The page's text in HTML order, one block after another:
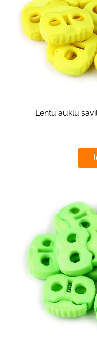
Lentu auklu